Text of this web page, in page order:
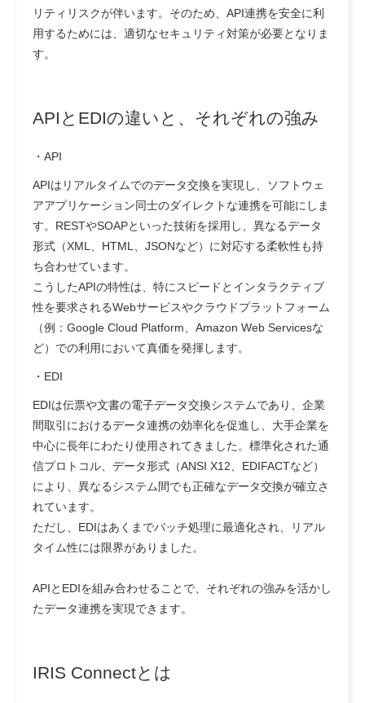
リティリスクが伴います。そのため、API連携を安全に利
用するためには、適切なセキュリティ対策が必要となりま
す。
APIとEDIの違いと、それぞれの強み
・ API
APIはリアルタイムでのデータ交換を実現し、ソフトウェ
アアプリケーション同士のダイレクトな連携を可能にしま
す。RESTやSOAPといった技術を採用し、異なるデータ
形式（XML、HTML、JSONなど）に対応する柔軟性も持
ち合わせています。
こうしたAPIの特性は、特にスピードとインタラクティブ
性を要求されるWebサービスやクラウドプラットフォーム
（例：Google Cloud Platform、Amazon Web Servicesな
ど）での利用において真価を発揮します。
・ EDI
EDIは伝票や文書の電子データ交換システムであり、企業
間取引におけるデータ連携の効率化を促進し、大手企業を
中心に長年にわたり使用されてきました。標準化された通
信プロトコル、データ形式（ANSI X12、EDIFACTなど）
により、異なるシステム間でも正確なデータ交換が確立さ
れています。
ただし、EDIはあくまでバッチ処理に最適化され、リアル
タイム性には限界がありました。
APIとEDIを組み合わせることで、それぞれの強みを活かし
たデータ連携を実現できます。
IRIS Connectとは